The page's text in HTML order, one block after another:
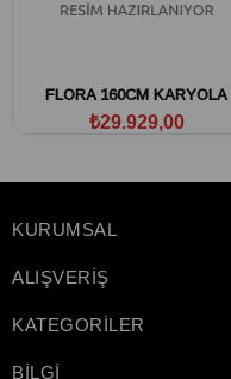
FLORA 160CM KARYOLA
₺29.929,00
KURUMSAL
ALIŞVERİŞ
KATEGORİLER
BİLGİ